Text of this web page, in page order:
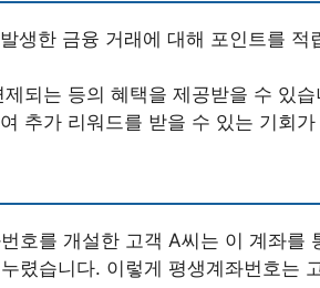
생한 금융 거래에 대해 포인트를 적
되는 등의 혜택을 제공받을 수 있습
추가 리워드를 받을 수 있는 기회
호를 개설한 고객 A씨는 이 계좌를
렸습니다. 이렇게 평생계좌번호는